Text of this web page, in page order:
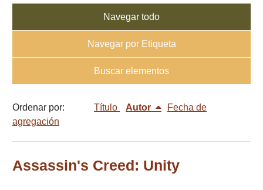
Navegar todo
Navegar por Etiqueta
Buscar elementos
Ordenar por: Título Autor
Fecha de
agregación
Assassin's Creed: Unity